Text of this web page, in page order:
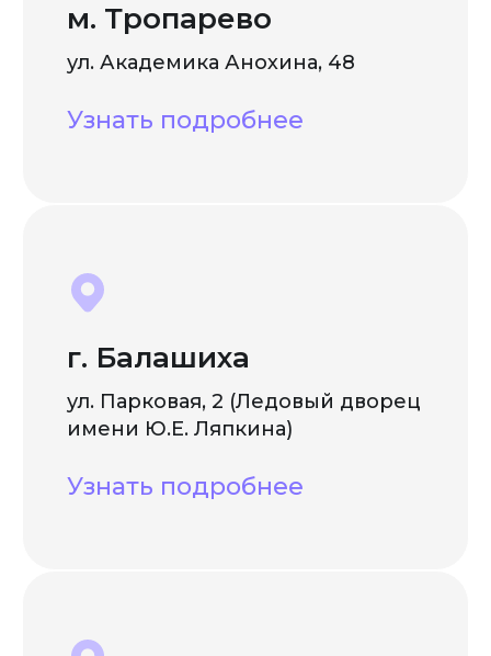
м. Тропарево
ул. Академика Анохина, 48
Узнать подробнее
г. Балашиха
ул. Парковая, 2 (Ледовый дворец
имени Ю.Е. Ляпкина)
Узнать подробнее